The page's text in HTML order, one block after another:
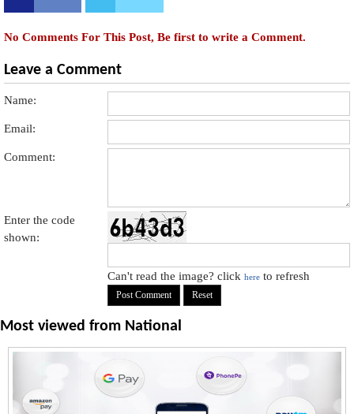
No Comments For This Post, Be first to write a Comment.
Leave a Comment
Name:
Email:
Comment:
Enter the code
shown:
Can't read the image? clickhere to refresh
Most viewed from National